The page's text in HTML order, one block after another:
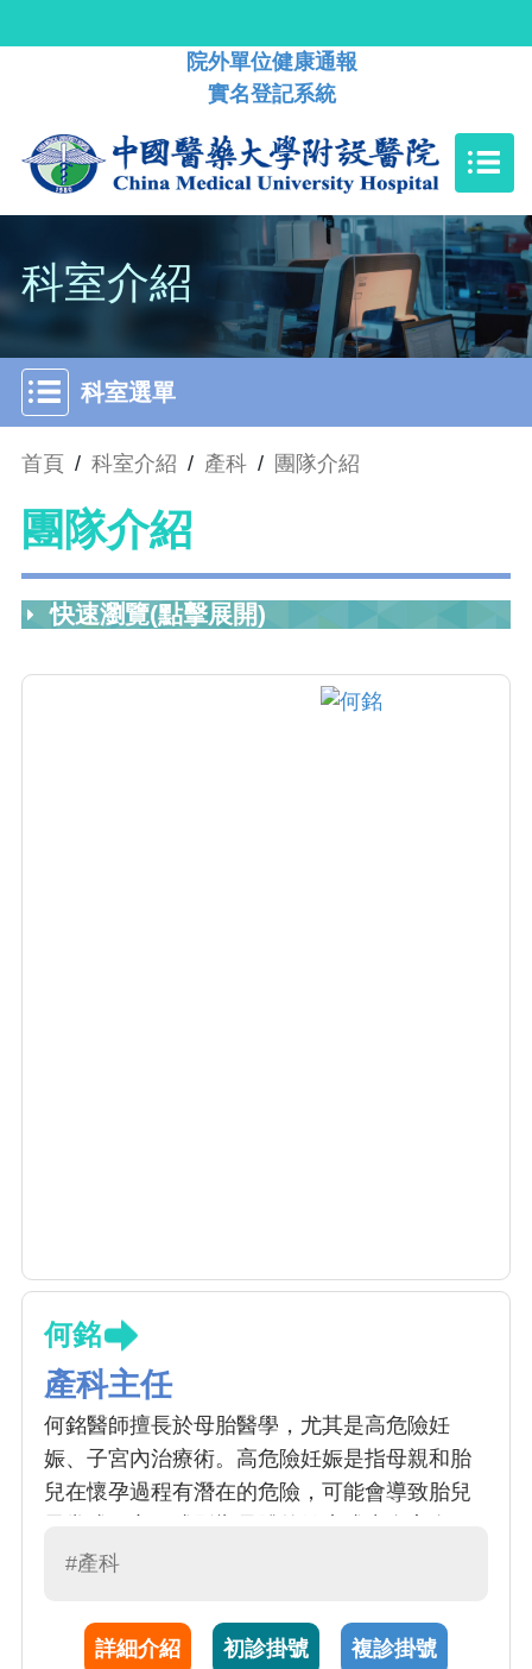
院外單位健康通報
實名登記系統
科室介紹
科室選單
首頁 / 科室介紹 / 產科 / 團隊介紹
團隊介紹
快速瀏覽(點擊展開)
何銘
產科主任
何銘醫師擅長於母胎醫學，尤其是高危險妊
娠、子宮內治療術。高危險妊娠是指母親和胎
兒在懷孕過程有潛在的危險，可能會導致胎兒
高危險妊娠的發生率為 10％。子宮內治療是使
症候群、兔唇、橫隔膜疝氣、先天性上呼吸道
阻塞症候群 等疾病。何醫師亦擅長於高層次超
#產科
詳細介紹 初診掛號 複診掛號